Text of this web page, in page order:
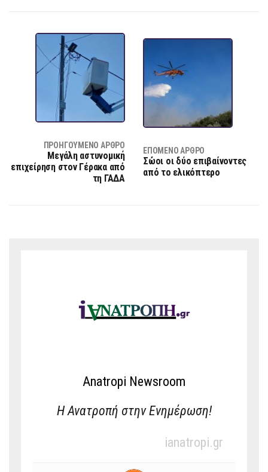
ΠΡΟΗΓΟΎΜΕΝΟ ΆΡΘΡΟ
Μεγάλη αστυνομική
επιχείρηση στον Γέρακα από
τη ΓΑΔΑ
ΕΠΌΜΕΝΟ ΆΡΘΡΟ
Σώοι οι δύο επιβαίνοντες
από το ελικόπτερο
Anatropi Newsroom
Η Ανατροπή στην Ενημέρωση!
ianatropi.gr